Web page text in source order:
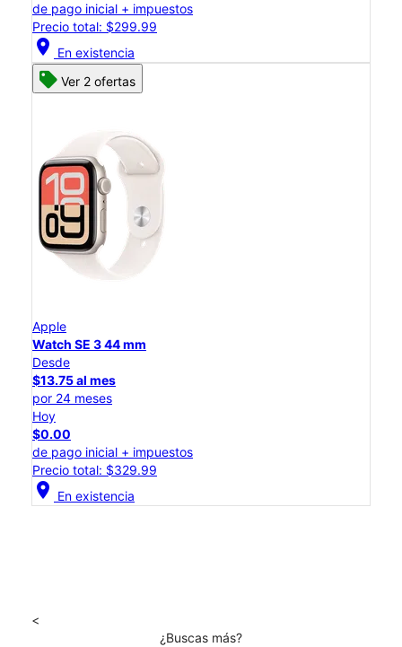
de pago inicial + impuestos
Precio total: $299.99
location_on En existencia
Ver 2 ofertas
Apple
Watch SE 3 44 mm
Desde
$13.75 al mes
por 24 meses
Hoy
$0.00
de pago inicial + impuestos
Precio total: $329.99
location_on En existencia
<
¿Buscas más?